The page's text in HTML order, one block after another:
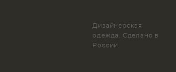
Дизайнерская
одежда. Сделано в
России.